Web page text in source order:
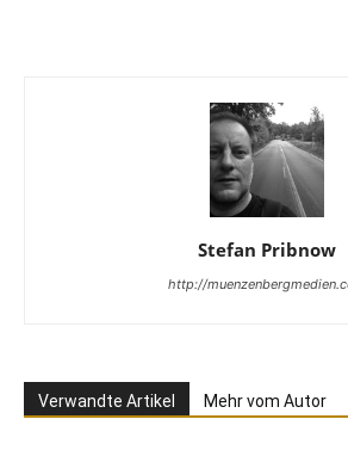
Stefan Pribnow
http://
Verwandte Artikel Mehr vom Autor